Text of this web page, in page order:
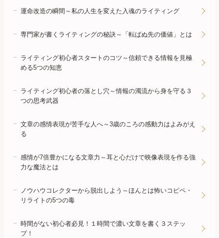
運命改造の瞬間～私の人生を変えた入魂のライティング
専門家が書くライティングの秘訣～「転ばぬ先の価値」とは
ライティング初心者スタートのコツ～信頼できる情報を見極
める5つの知恵
ライティング初心者の落とし穴～情報の濁流から身を守る３
つの思考武器
文章の感情表現が苦手な人へ～3歳のころの感動力はよみがえ
る
感情が7倍豊かになる文章力～耳と心だけで映像表現を作る強
力な魔法とは
ノウハウコレクターから脱出しよう～ほんとは怖いコピペ・
リライトの5つの毒
時間がない初心者必見！１時間で濃い文章を書く３ステッ
プ！